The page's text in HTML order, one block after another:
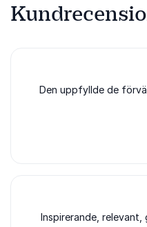
av 5
Den uppfyllde de
av5
Inspirerande,